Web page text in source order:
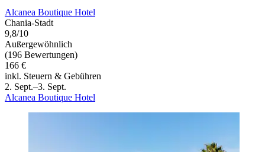
Alcanea Boutique Hotel
Chania-Stadt
9,8/10
Außergewöhnlich
(196 Bewertungen)
166 €
inkl. Steuern & Gebühren
2. Sept.–3. Sept.
Alcanea Boutique Hotel